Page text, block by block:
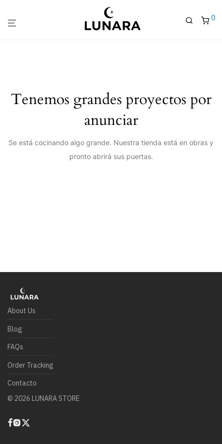
0
Tenemos grandes proyectos por
anunciar
Se está cocinando algo grande. Nuestra tienda está en obras y
pronto abrirá sus puertas.
About Us
Blog
FAQs
Order Tracking
Contacto
© 2026 LUNARA STORE